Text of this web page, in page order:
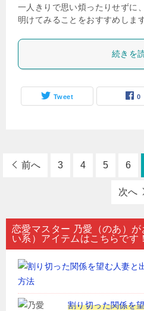
一人きりで思い煩ったりせずに
明けてみることをおすすめします
続きを
Tweet 0
前へ 3 4 5 6
次へ
恋愛マスター 乃愛（のあ）
い系）アイテムはこちらです！
割り切った関係を